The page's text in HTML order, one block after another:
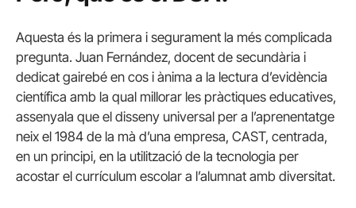
Aquesta és la primera i segurament la més complicada
pregunta. Juan Fernández, docent de secundària i
dedicat gairebé en cos i ànima a la lectura d’evidència
científica amb la qual millorar les pràctiques educatives,
assenyala que el disseny universal per a l’aprenentatge
neix el 1984 de la mà d’una empresa, CAST, centrada,
en un principi, en la utilització de la tecnologia per
acostar el currículum escolar a l’alumnat amb diversitat.